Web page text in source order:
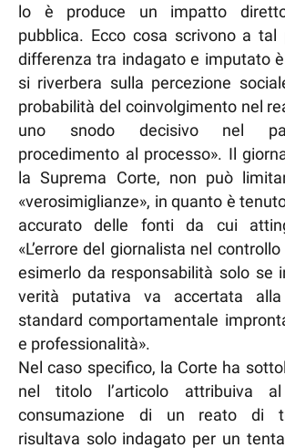
lo è produce un impatto diretto
pubblica. Ecco cosa scrivono a tal
differenza tra indagato e imputato
si riverbera sulla percezione
probabilità del coinvolgimento nel
uno snodo decisivo nel
procedimento al processo». Il
la Suprema Corte, non può
«verosimiglianze», in quanto è
accurato delle fonti da cui
«L’errore del giornalista nel
esimerlo da responsabilità solo se
verità putativa va accertata
standard comportamentale
e professionalità».
Nel caso specifico, la Corte ha
nel titolo l’articolo attribuiva
consumazione di un reato di
risultava solo indagato per un